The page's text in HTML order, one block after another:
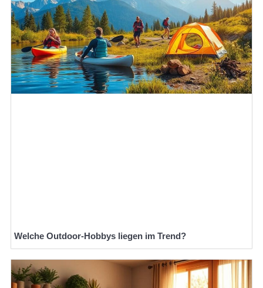
Welche Outdoor-Hobbys liegen im Trend?